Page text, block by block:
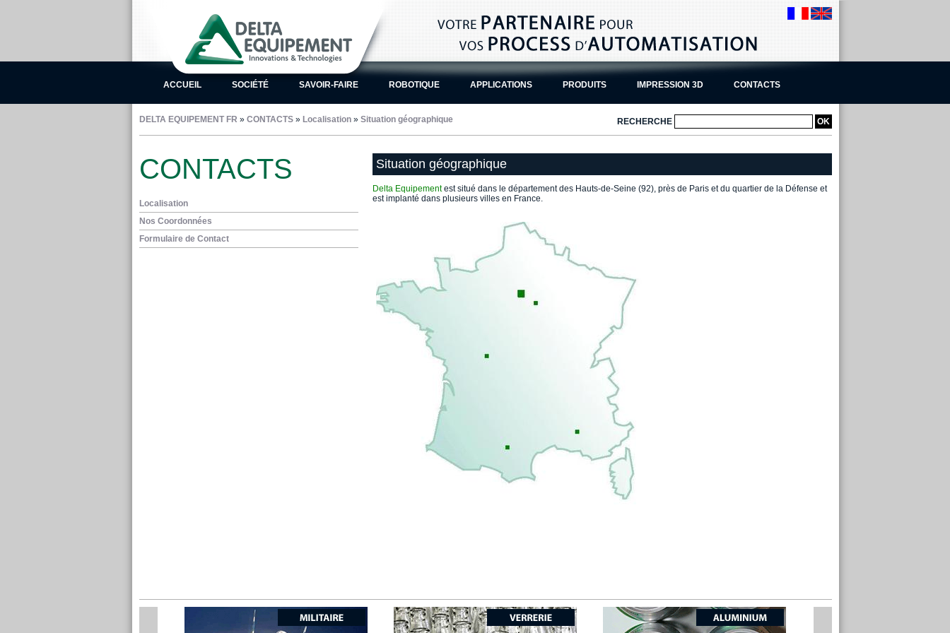
ACCUEIL SOCIÉTÉ SAVOIR-FAIRE ROBOTIQUE APPLICATIONS PRODUITS IMPRESSION 3D CONTACTS
DELTA EQUIPEMENT FR » CONTACTS » Localisation » Situation géographique RECHERCHE
CONTACTS
Localisation
Nos Coordonnées
Formulaire de Contact
Situation géographique
Delta Equipementest situé dans le département des Hauts-de-Seine (92), près de Paris et du quartier de la Défense et
est implanté dans plusieurs villes en France.